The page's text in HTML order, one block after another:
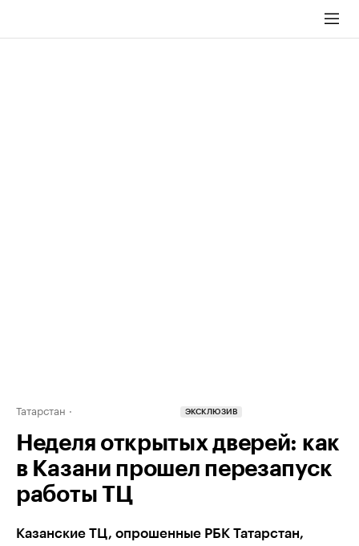
Татарстан ЭКСКЛЮЗИВ
Неделя открытых дверей: как
в Казани прошел перезапуск
работы ТЦ
Казанские ТЦ, опрошенные РБК Татарстан,